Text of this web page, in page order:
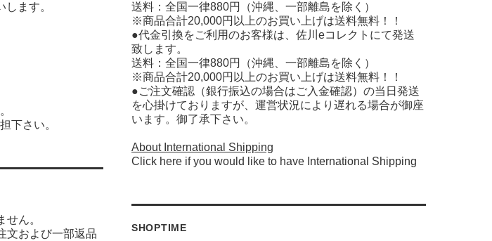
ます。
下さい。
ん。
文および一部返品
送料：全国一律880円（沖縄、一部離島を除く）
※商品合計20,000円以上のお買い上げは送料無料！！
●代金引換をご利用のお客様は、佐川eコレクトにて発送
致します。
送料：全国一律880円（沖縄、一部離島を除く）
※商品合計20,000円以上のお買い上げは送料無料！！
●ご注文確認（銀行振込の場合はご入金確認）の当日発送
を心掛けておりますが、運営状況により遅れる場合が御座
います。御了承下さい。
About International Shipping
Click here if you would like to have International Shipping
SHOPTIME